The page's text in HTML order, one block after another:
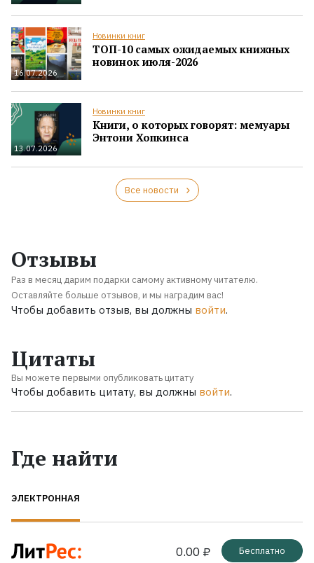
16.07.2026
Новинки книг
ТОП-10 самых ожидаемых книжных
новинок июля-2026
13.07.2026
Новинки книг
Книги, о которых говорят: мемуары
Энтони Хопкинса
Все новости
Отзывы
Раз в месяц дарим подарки самому активному читателю.
Оставляйте больше отзывов, и мы наградим вас!
Чтобы добавить отзыв, вы должны войти.
Цитаты
Вы можете первыми опубликовать цитату
Чтобы добавить цитату, вы должны войти.
Где найти
ЭЛЕКТРОННАЯ
0.00 ₽ Бесплатно